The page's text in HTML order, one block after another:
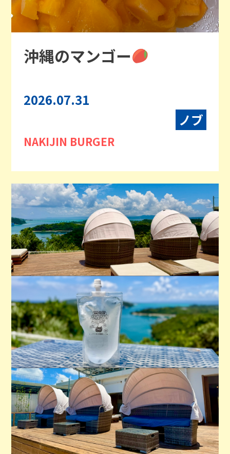
沖縄のマンゴー
2026.07.31
ノブ
NAKIJIN BURGER